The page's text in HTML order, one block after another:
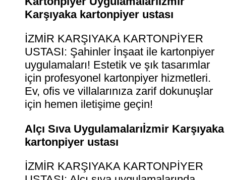
Karşıyaka kartonpiyer ustası
İZMİR KARŞIYAKA KARTONPİYER
USTASI: Şahinler İnşaat ile kartonpiyer
uygulamaları! Estetik ve şık tasarımlar
için profesyonel kartonpiyer hizmetleri.
Ev, ofis ve villalarınıza zarif dokunuşlar
için hemen iletişime geçin!
Alçı Sıva Uygulamalarıİzmir Karşıyaka
kartonpiyer ustası
İZMİR KARŞIYAKA KARTONPİYER